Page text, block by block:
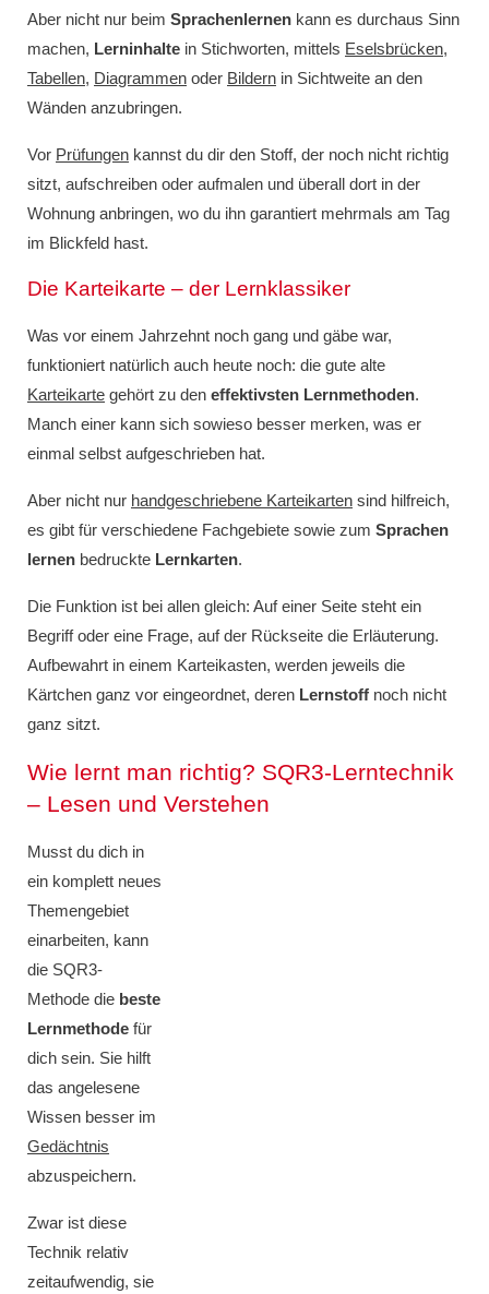
Aber nicht nur beim Sprachenlernen kann es durchaus Sinn
machen, Lerninhalte in Stichworten, mittels Eselsbrücken,
Tabellen, Diagrammen oder Bildern in Sichtweite an den
Wänden anzubringen.
Vor Prüfungen kannst du dir den Stoff, der noch nicht richtig
sitzt, aufschreiben oder aufmalen und überall dort in der
Wohnung anbringen, wo du ihn garantiert mehrmals am Tag
im Blickfeld hast.
Die Karteikarte – der Lernklassiker
Was vor einem Jahrzehnt noch gang und gäbe war,
funktioniert natürlich auch heute noch: die gute alte
Karteikarte gehört zu den effektivsten Lernmethoden.
Manch einer kann sich sowieso besser merken, was er
einmal selbst aufgeschrieben hat.
Aber nicht nur handgeschriebene Karteikarten sind hilfreich,
es gibt für verschiedene Fachgebiete sowie zum Sprachen
lernen bedruckte Lernkarten.
Die Funktion ist bei allen gleich: Auf einer Seite steht ein
Begriff oder eine Frage, auf der Rückseite die Erläuterung.
Aufbewahrt in einem Karteikasten, werden jeweils die
Kärtchen ganz vor eingeordnet, deren Lernstoff noch nicht
ganz sitzt.
Wie lernt man richtig? SQR3-Lerntechnik
– Lesen und Verstehen
Musst du dich in
ein komplett neues
Themengebiet
einarbeiten, kann
die SQR3-
Methode die beste
Lernmethode für
dich sein. Sie hilft
das angelesene
Wissen besser im
Gedächtnis
abzuspeichern.
Zwar ist diese
Technik relativ
zeitaufwendig, sie